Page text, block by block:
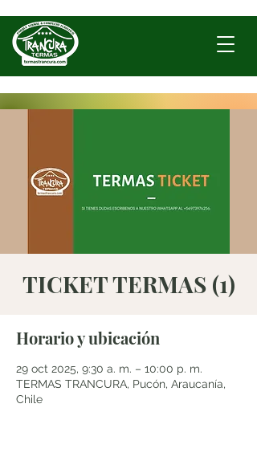
TICKET TERMAS (1)
Horario y ubicación
29 oct 2025, 9:30 a. m. – 10:00 p. m.
TERMAS TRANCURA, Pucón, Araucanía,
Chile